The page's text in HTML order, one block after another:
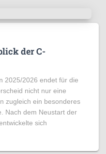
der C-
2025/2026 endet für die
nicht nur eine
zugleich ein besonderes
Nach dem Neustart der
sich